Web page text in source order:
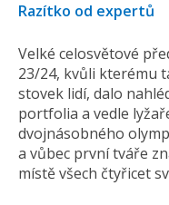
Razítko od expertů
Velké celosvětové
23/24, kvůli kterému
stovek lidí, dalo
portfolia a vedle
dvojnásobného
a vůbec první tváře
místě všech čtyřicet